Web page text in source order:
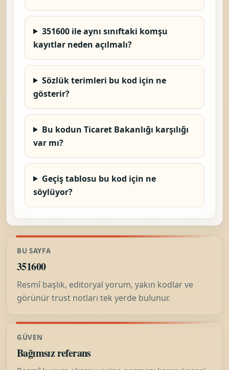
351600 ile aynı sınıftaki komşu
kayıtlar neden açılmalı?
Sözlük terimleri bu kod için ne
gösterir?
Bu kodun Ticaret Bakanlığı karşılığı
var mı?
Geçiş tablosu bu kod için ne
söylüyor?
BU SAYFA
351600
Resmî başlık, editoryal yorum, yakın kodlar ve
görünür trust notları tek yerde bulunur.
GÜVEN
Bağımsız referans